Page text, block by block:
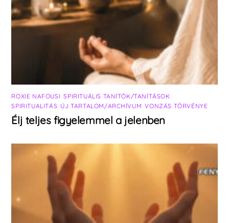
ROXIE NAFOUSI ,SPIRITUÁLIS TANÍTÓK/TANÍTÁSOK
SPIRITUALITÁS ÚJ TARTALOM/ARCHÍVUM ,VONZÁS TÖRVÉNYE
Élj teljes figyelemmel a jelenben